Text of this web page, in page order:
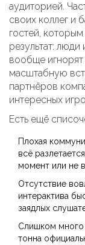
аудиторией.
своих коллег и
гостей,
результат:
вообще
масштабную
партнёров
интересных
Есть ещё
Плохая
всё
момент или не
Отсутствие
интерактива
заядлых
Слишком много
тонна